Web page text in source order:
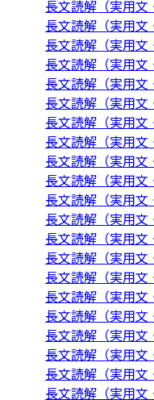
長文読解（実用
長文読解（実用
長文読解（実用
長文読解（実用
長文読解（実用
長文読解（実用
長文読解（実用
長文読解（実用
長文読解（実用
長文読解（実用文
長文読解（実用
長文読解（実用
長文読解（実用
長文読解（実用
長文読解（実用
長文読解（実用
長文読解（実用
長文読解（実用
長文読解（実用
長文読解（実用文
長文読解（実用